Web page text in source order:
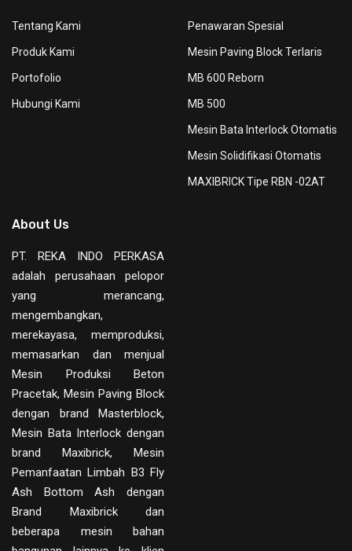
Tentang Kami
Produk Kami
Portofolio
Hubungi Kami
Penawaran Spesial
Mesin Paving Block Terlaris
MB 600 Reborn
MB 500
Mesin Bata Interlock Otomatis
Mesin Solidifikasi Otomatis
MAXIBRICK Tipe RBN -02AT
About Us
PT. REKA INDO PERKASA
adalah perusahaan pelopor
yang merancang,
mengembangkan,
merekayasa, memproduksi,
memasarkan dan menjual
Mesin Produksi Beton
Pracetak, Mesin Paving Block
dengan brand Masterblock,
Mesin Bata Interlock dengan
brand Maxibrick, Mesin
Pemanfaatan Limbah B3 Fly
Ash Bottom Ash dengan
Brand Maxibrick dan
beberapa mesin bahan